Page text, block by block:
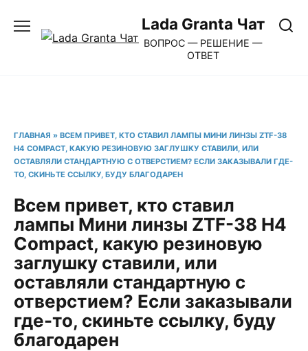
содержанию
Lada Granta Чат
ВОПРОС — РЕШЕНИЕ —
ОТВЕТ
ГЛАВНАЯ » ВСЕМ ПРИВЕТ, КТО СТАВИЛ ЛАМПЫ МИНИ ЛИНЗЫ ZTF-38
H4 COMPACT, КАКУЮ РЕЗИНОВУЮ ЗАГЛУШКУ СТАВИЛИ, ИЛИ
ОСТАВЛЯЛИ СТАНДАРТНУЮ С ОТВЕРСТИЕМ? ЕСЛИ ЗАКАЗЫВАЛИ ГДЕ-
ТО, СКИНЬТЕ ССЫЛКУ, БУДУ БЛАГОДАРЕН
Всем привет, кто ставил
лампы Мини линзы ZTF-38 H4
Compact, какую резиновую
заглушку ставили, или
оставляли стандартную с
отверстием? Если заказывали
где-то, скиньте ссылку, буду
благодарен